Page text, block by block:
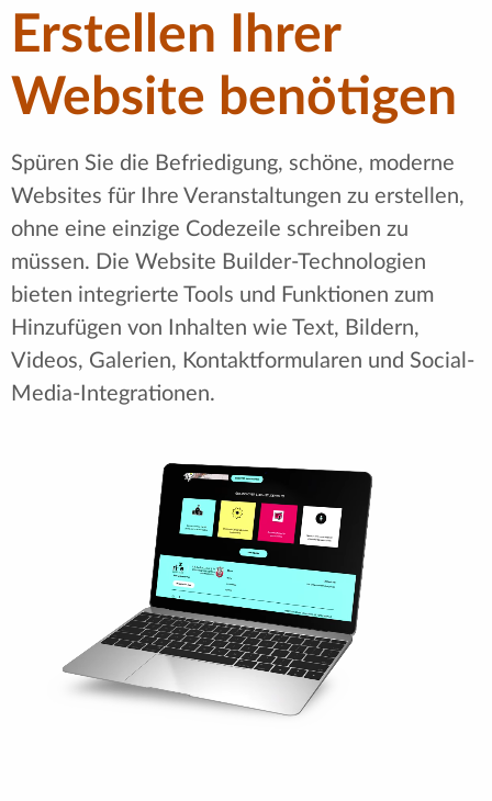
Erstellen Ihrer
Website benötigen
Spüren Sie die Befriedigung, schöne, moderne
Websites für Ihre Veranstaltungen zu erstellen,
ohne eine einzige Codezeile schreiben zu
müssen. Die Website Builder-Technologien
bieten integrierte Tools und Funktionen zum
Hinzufügen von Inhalten wie Text, Bildern,
Videos, Galerien, Kontaktformularen und Social-
Media-Integrationen.